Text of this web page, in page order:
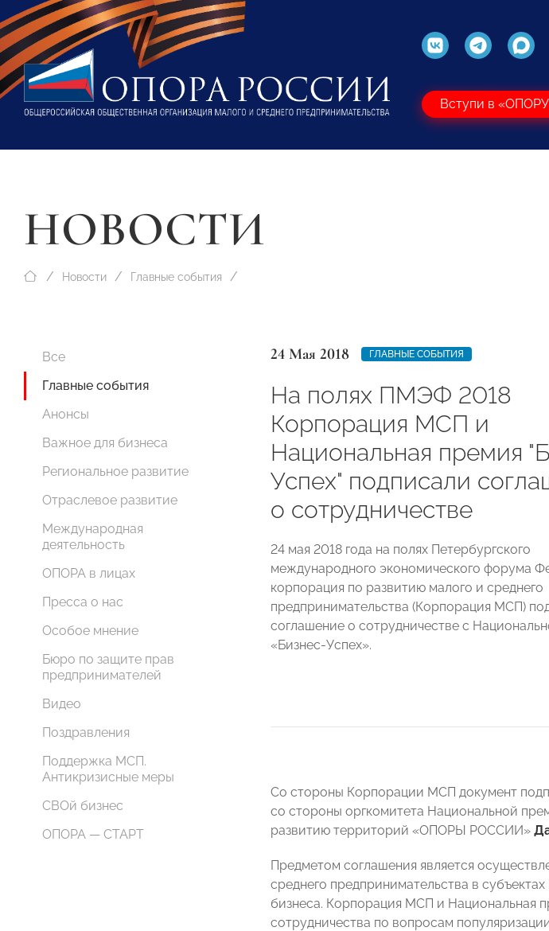
Вступи в
НОВОСТИ
Новости Главные события
Все
Главные события
Анонсы
Важное для бизнеса
Региональное развитие
Отраслевое развитие
Международная
деятельность
ОПОРА в лицах
Пресса о нас
Особое мнение
Бюро по защите прав
предпринимателей
Видео
Поздравления
Поддержка МСП.
Антикризисные меры
СВОй бизнес
ОПОРА — СТАРТ
24 Мая 2018 ГЛАВНЫЕ СОБЫТИЯ
На полях ПМЭФ 2018
Корпорация МСП и
Национальная премия
Успех" подписали
о сотрудничестве
24 мая 2018 года на полях Петербургского
международного экономического форума
корпорация по развитию малого и среднего
предпринимательства (Корпорация МСП)
соглашение о сотрудничестве с
«Бизнес-Успех».
Со стороны Корпорации МСП документ
со стороны оргкомитета Национальной
развитию территорий «ОПОРЫ РОССИИ»
Предметом соглашения является
среднего предпринимательства в
бизнеса. Корпорация МСП и Национальная
сотрудничества по вопросам